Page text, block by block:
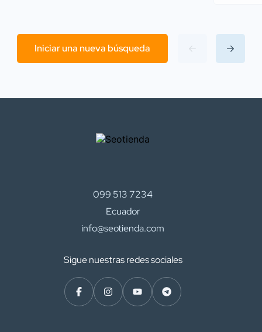
Iniciar una nueva búsqueda
099 513 7234
Ecuador
info@seotienda.com
Sigue nuestras redes sociales